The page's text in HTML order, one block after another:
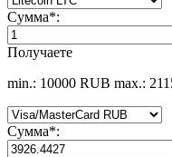
Сумма*:
Получаете
min.: 10000 RUB max.:
Сумма*: